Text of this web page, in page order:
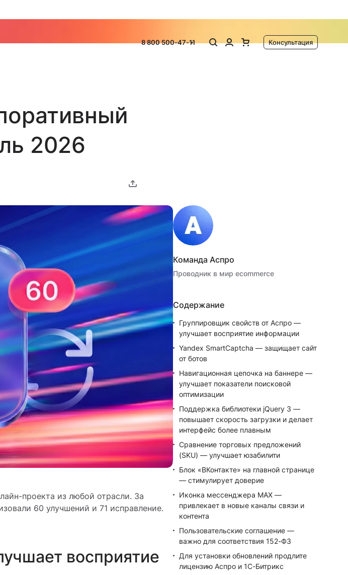
8 800 500-47-11 Консультация
2026
проекта из любой отрасли. За
60 улучшений и 71 исправление.
восприятие
Команда Аспро
Проводник в мир ecommerce
Содержание
Группировщик свойств от Аспро —
улучшает восприятие информации
Yandex SmartCaptcha — защищает сайт
от ботов
Навигационная цепочка на баннере —
улучшает показатели поисковой
оптимизации
Поддержка библиотеки jQuery 3 —
повышает скорость загрузки и делает
интерфейс более плавным
Сравнение торговых предложений
(SKU) — улучшает юзабилити
Блок «ВКонтакте» на главной странице
— стимулирует доверие
Иконка мессенджера MAX —
привлекает в новые каналы связи и
контента
Пользовательские соглашение —
важно для соответствия 152-ФЗ
Для установки обновлений продлите
лицензию Аспро и 1С-Битрикс